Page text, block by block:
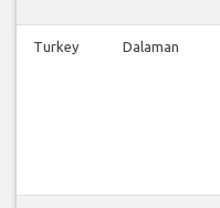
Turkey Dalaman